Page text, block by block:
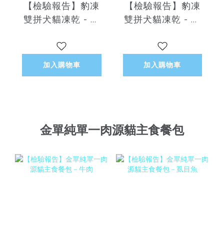
【檢驗報告】豹凍
雙拼犬貓凍乾 - 鮭
加入購物車
【檢驗報告】豹凍
雙拼犬貓凍乾 - 鮭
加入購物車
金單純單一肉源貓主食餐包